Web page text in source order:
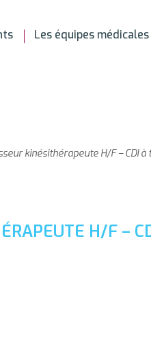
Les équipes médicales
kinésithérapeute H/F – CDI à
H/F –